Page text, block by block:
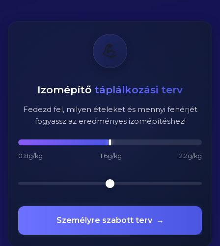
💪
Izomépítő táplálkozási terv
Fedezd fel, milyen ételeket és mennyi fehérjét
fogyassz az eredményes izomépítéshez!
0.8g/kg 1.6g/kg 2.2g/kg
Személyre szabott terv →